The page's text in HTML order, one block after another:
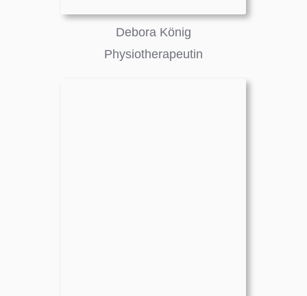
Debora König
Physiotherapeutin